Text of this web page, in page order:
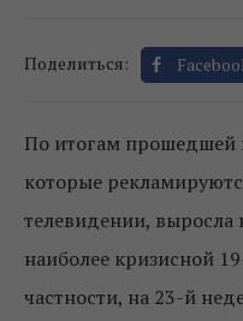
Поделиться:
По итогам прошедшей
которые
телевидении, выросла
наиболее кризисной
частности, на 23-й